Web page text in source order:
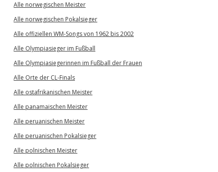
Alle norwegischen Meister
Alle norwegischen Pokalsieger
Alle offiziellen WM-Songs von 1962 bis 2002
Alle Olympiasieger im Fußball
Alle Olympiasiegerinnen im Fußball der Frauen
Alle Orte der CL-Finals
Alle ostafrikanischen Meister
Alle panamaischen Meister
Alle peruanischen Meister
Alle peruanischen Pokalsieger
Alle polnischen Meister
Alle polnischen Pokalsieger